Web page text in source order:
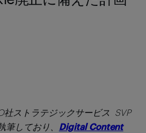
社ストラテジックサービス SVP
筆しており、 Digital Content